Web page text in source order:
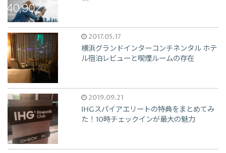
2017.05.17
横浜グランドインターコンチネンタル ホテ
ル宿泊レビューと喫煙ルームの存在
2019.09.21
IHGスパイアエリートの特典をまとめてみ
た！10時チェックインが最大の魅力